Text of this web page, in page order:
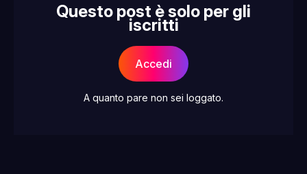
Questo post è solo per gli
iscritti
Accedi
A quanto pare non sei loggato.